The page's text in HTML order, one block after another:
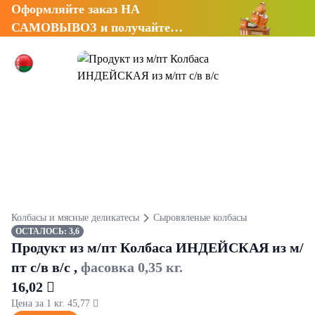
Оформляйте заказ НА
САМОВЫВОЗ и получайте
Колбасы и мясные деликатесы Сыровяленые колбасы
ОСТАЛОСЬ: 3,6
Продукт из м/пт Колбаса ИНДЕЙСКАЯ из м/
пт с/в в/с , фасовка 0,35 кг.
16,02 
Цена за 1 кг. 45,77 